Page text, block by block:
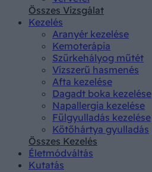
Összes Vizsgálat
Kezelés
Aranyér kezelése
Kemoterápia
Szürkehályog műtét
Vízszerű hasmenés
Afta kezelése
Dagadt boka kezelése
Napallergia kezelése
Fülgyulladás kezelése
Kötőhártya gyulladás
Összes Kezelés
Életmódváltás
Kutatás